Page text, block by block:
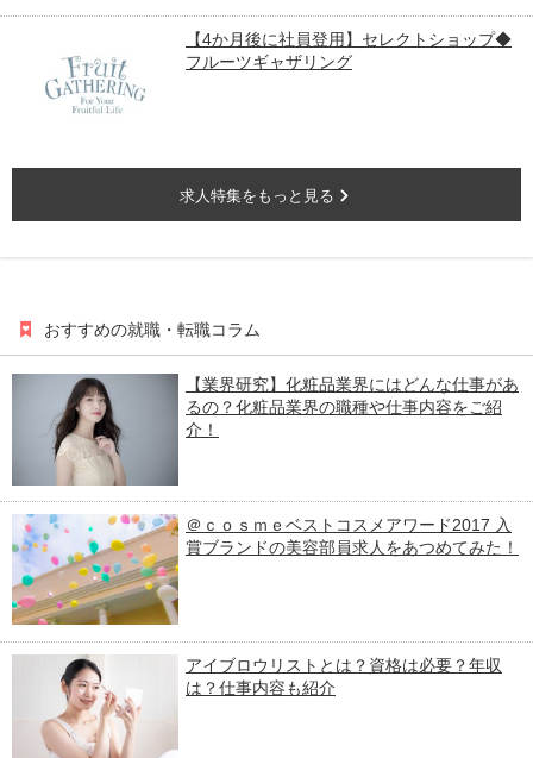
【4か月後に社員登用】セレクトショップ◆
フルーツギャザリング
求人特集をもっと見る
おすすめの就職・転職コラム
【業界研究】化粧品業界にはどんな仕事があ
るの？化粧品業界の職種や仕事内容をご紹
介！
＠ｃｏｓｍｅベストコスメアワード2017 入
賞ブランドの美容部員求人をあつめてみた！
アイブロウリストとは？資格は必要？年収
は？仕事内容も紹介